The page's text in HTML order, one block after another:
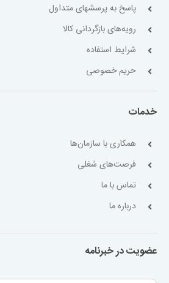
پاسخ به پرسشهای متداول
رویه‌های بازگردانی کالا
شرایط استفاده
حریم خصوصی
خدمات
همکاری با سازمان‌ها
فرصت‌های شغلی
تماس با ما
درباره ما
عضویت در خبرنامه